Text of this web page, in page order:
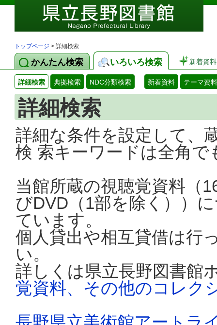
トップページ > 詳細検索
かんたん検索 いろいろ検索 新着資料
詳細検索 典拠検索 NDC分類検索 新着資料 テーマ資料
詳細検索
詳細な条件を設定して、
検 索キーワードは全角
当館所蔵の視聴覚資料（
びDVD（1部を除く））
ています。
個人貸出や相互貸借は行
い。
詳しくは県立長野図書館
覚資料、その他のコレク